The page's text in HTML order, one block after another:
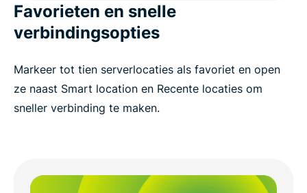
Favorieten en snelle
verbindingsopties
Markeer tot tien serverlocaties als favoriet en open
ze naast Smart location en Recente locaties om
sneller verbinding te maken.